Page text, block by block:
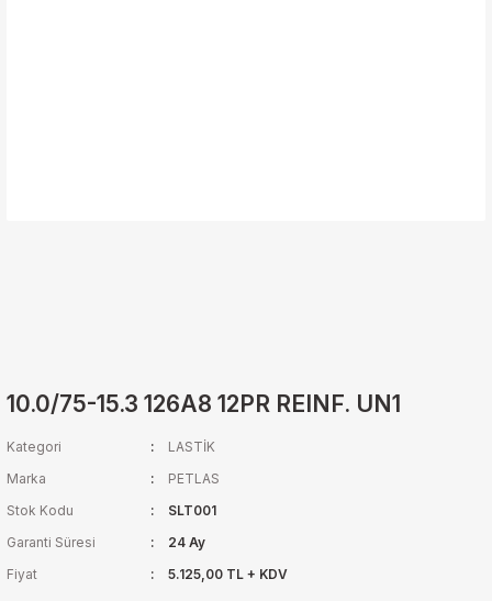
10.0/75-15.3 126A8 12PR REINF. UN1
Kategori
LASTİK
Marka
PETLAS
Stok Kodu
SLT001
Garanti Süresi
24 Ay
Fiyat
5.125,00 TL + KDV